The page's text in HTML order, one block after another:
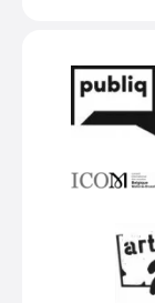
Partners